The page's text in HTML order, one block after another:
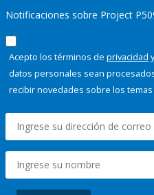
Notificaciones sobre Project
Acepto los términos de privacidad
datos personales sean
recibir novedades sobre los